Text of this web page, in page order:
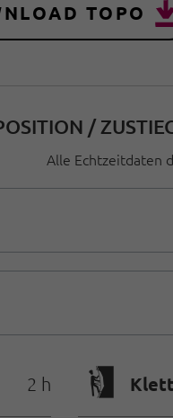
TOPO
/
Alle Echtzeitdaten
2 h 🄱